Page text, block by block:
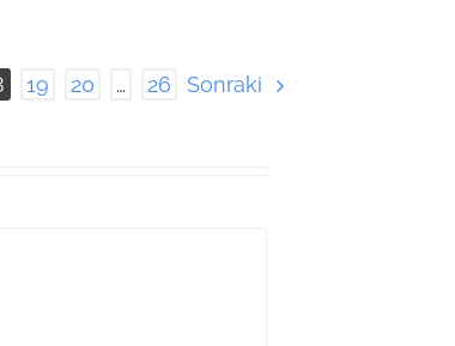
19 20 … 26 Sonraki